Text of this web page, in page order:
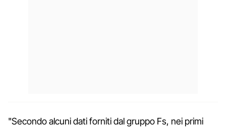
"Secondo alcuni dati forniti dal gruppo Fs, nei primi